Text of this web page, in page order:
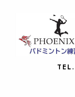
TEL.